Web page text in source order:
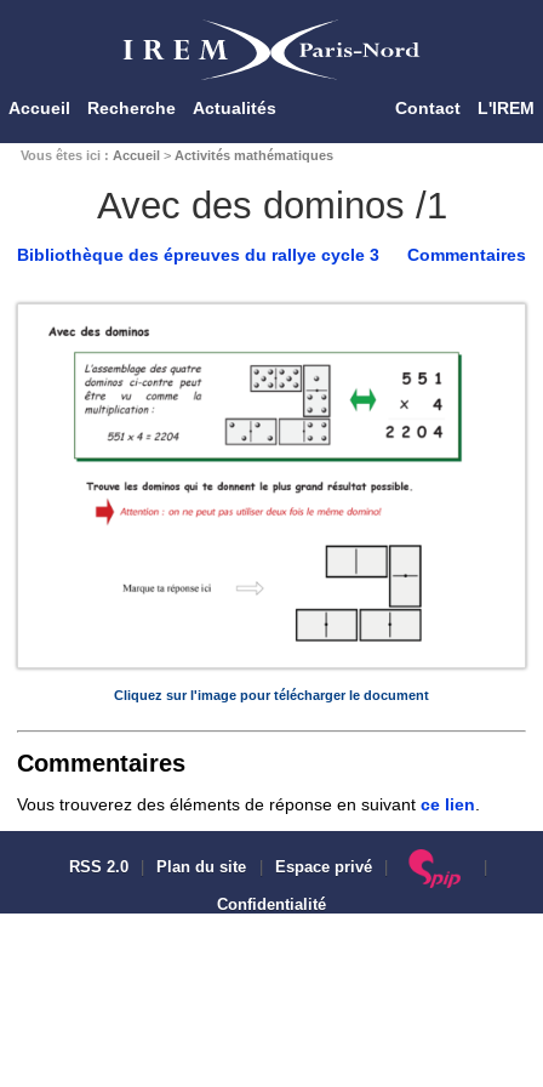
Accueil Recherche Actualités Contact L'IREM
Vous êtes ici : Accueil> Activités mathématiques
Avec des dominos /1
Commentaires
Bibliothèque des épreuves du rallye cycle 3
Cliquez sur l'image pour télécharger le document
Commentaires
Vous trouverez des éléments de réponse en suivant ce lien
RSS 2.0 Plan du site Espace privé
Confidentialité